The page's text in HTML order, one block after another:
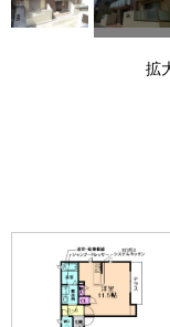
拡